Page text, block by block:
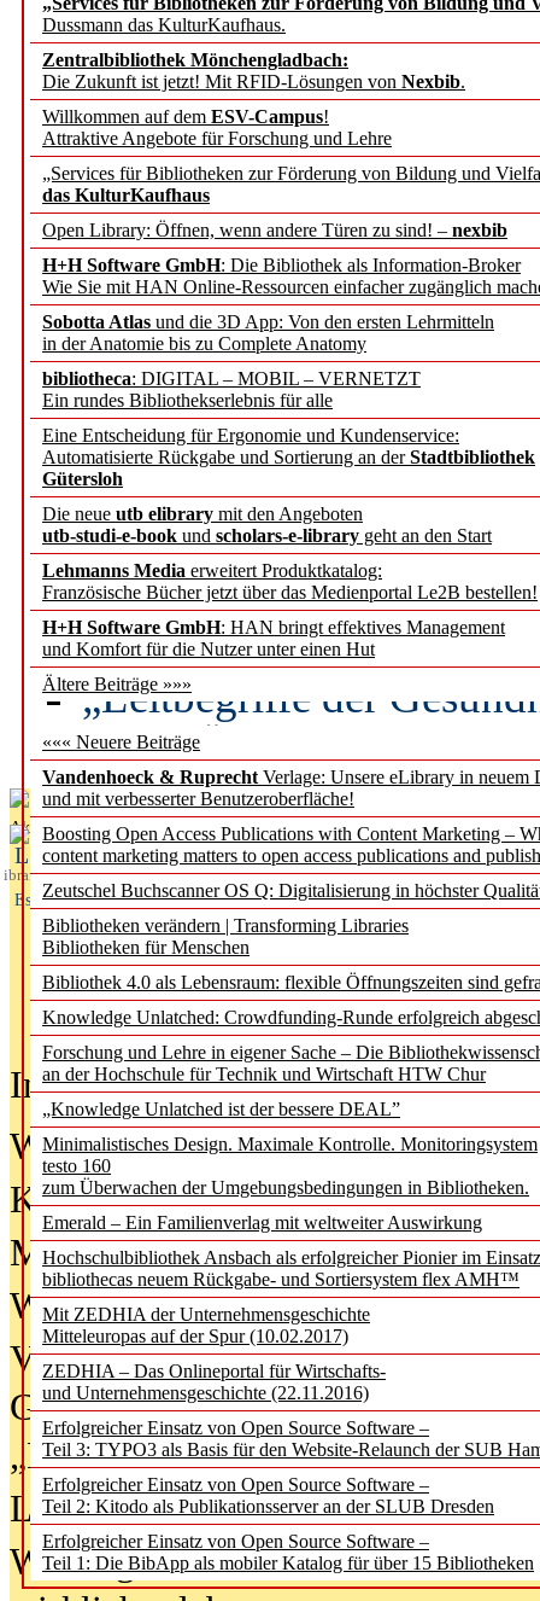
Dussmann das KulturKaufhaus.
Zentralbibliothek Mönchengladbach:
Die Zukunft ist jetzt! Mit RFID-Lösungen von Nexbib.
Willkommen auf dem ESV-Campus!
Attraktive Angebote für Forschung und Lehre
„Services für Bibliotheken zur Förderung von Bildung und
das KulturKaufhaus
Open Library: Öffnen, wenn andere Türen zu sind! – nexbib
H+H Software GmbH: Die Bibliothek als Information-Broker
Wie Sie mit HAN Online-Ressourcen einfacher zugänglich
Sobotta Atlas und die 3D App: Von den ersten Lehrmitteln
in der Anatomie bis zu Complete Anatomy
bibliotheca: DIGITAL – MOBIL – VERNETZT
Ein rundes Bibliothekserlebnis für alle
Eine Entscheidung für Ergonomie und Kundenservice:
Automatisierte Rückgabe und Sortierung an derStadtbibliothek
Gütersloh
Die neue utb elibrary mit den Angeboten
utb-studi-e-book und scholars-e-library geht an den Start
Lehmanns Media erweitert Produktkatalog:
Französische Bücher jetzt über das Medienportal Le2B bestellen!
H+H Software GmbH: HAN bringt effektives Management
und Komfort für die Nutzer unter einen Hut
Ältere Beiträge »»»
««« Neuere Beiträge
Vandenhoeck & Ruprecht Verlage: Unsere eLibrary in neuem
und mit verbesserter Benutzeroberfläche!
Boosting Open Access Publications with Content Marketing –
content marketing matters to open access publications and
Zeutschel Buchscanner OS Q: Digitalisierung in höchster
Bibliotheken verändern | Transforming Libraries
Bibliotheken für Menschen
Bibliothek 4.0 als Lebensraum: flexible Öffnungszeiten sind
Knowledge Unlatched: Crowdfunding-Runde erfolgreich
Forschung und Lehre in eigener Sache – Die
an der Hochschule für Technik und Wirtschaft HTW Chur
„Knowledge Unlatched ist der bessere DEAL”
Minimalistisches Design. Maximale Kontrolle. Monitoringsystem
testo 160
zum Überwachen der Umgebungsbedingungen in Bibliotheken.
Emerald – Ein Familienverlag mit weltweiter Auswirkung
Hochschulbibliothek Ansbach als erfolgreicher Pionier im
bibliothecas neuem Rückgabe- und Sortiersystem flex AMH™
Mit ZEDHIA der Unternehmensgeschichte
Mitteleuropas auf der Spur (10.02.2017)
ZEDHIA – Das Onlineportal für Wirtschafts-
und Unternehmensgeschichte (22.11.2016)
Erfolgreicher Einsatz von Open Source Software –
Teil 3: TYPO3 als Basis für den Website-Relaunch der SUB
Erfolgreicher Einsatz von Open Source Software –
Teil 2: Kitodo als Publikationsserver an der SLUB Dresden
Erfolgreicher Einsatz von Open Source Software –
Teil 1: Die BibApp als mobiler Katalog für über 15 Bibliotheken
angepasst
konstruktiv!
Mohr Siebeck
und die Zeitschrift für
Francke Attempto
EBSCO Information
Recherchefunktionen in
Sorbisches Institut neu
Geschichte und
Künstliche Intelligenz
besser zu verstehen
„Leitbegriffe der
des BIÖG erscheinen
Aktuelles aus
L
ibrary
Essentials
In der Ausgabe06/2026(August
Was Hochschul­bibliotheken von
Kinder in der digitalen Welt
Metadaten als Infrastruktur
Wenn Bots katalogisieren
Von Abschlusskleidern bis
Geisterjagd-Ausrüstung in der
„Library of Things“ unterwegs
Lesen als Infrastrukturaufgabe
Wie Jugendliche Social Media